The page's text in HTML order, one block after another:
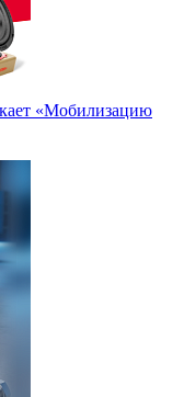
«Мобилизацию